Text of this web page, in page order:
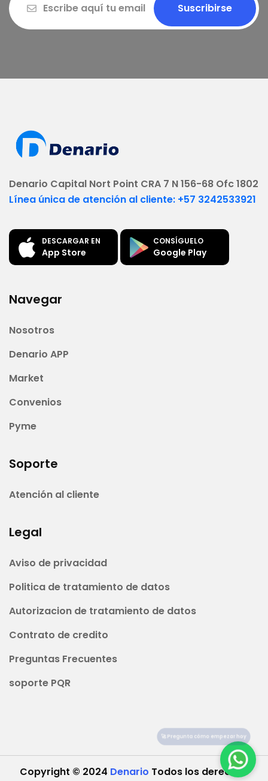
Suscribirse
Denario Capital Nort Point CRA 7 N 156-68 Ofc 1802
Línea única de atención al cliente: +57 3242533921
DESCARGAR EN
App Store
CONSÍGUELO
Google Play
Navegar
Nosotros
Denario APP
Market
Convenios
Pyme
Soporte
Atención al cliente
Legal
Aviso de privacidad
Politica de tratamiento de datos
Autorizacion de tratamiento de datos
Contrato de credito
Preguntas Frecuentes
soporte PQR
Copyright © 2024 Denario Todos los derechos
🚀 Pregunta cómo empezar hoy